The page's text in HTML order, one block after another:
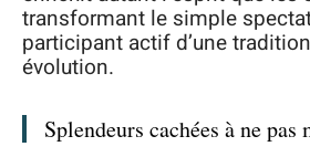
transformant le simple
participant actif d’une
évolution.
Splendeurs cachées à ne pas